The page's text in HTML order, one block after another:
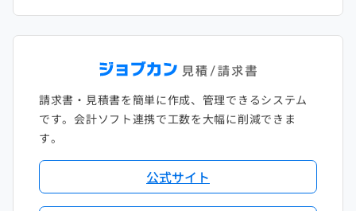
請求書・見積書を簡単に作成、管理できるシステム
です。会計ソフト連携で工数を大幅に削減できま
す。
公式サイト